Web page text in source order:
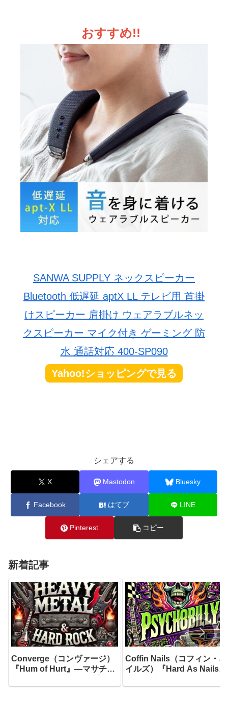
おすすめ!!
SANWA SUPPLY ネックスピーカー
Bluetooth 低遅延 aptX LL テレビ用 首掛
けスピーカー 肩掛け ウェアラブルネッ
クスピーカー マイク付き ゲーミング 防
水 通話対応 400-SP090
Yahoo!ショッピングで見る
シェアする
X Mastodon Bluesky
Facebook はてブ LINE
Pinterest コピー
新着記事
Converge（コンヴァージ）
『Hum of Hurt』―マサチュ
の唸り」を音に変えた、キャ
Coffin Nails（コフィン・ネ
イルズ）『Hard As Nails』
産声を上げたサイコビリー